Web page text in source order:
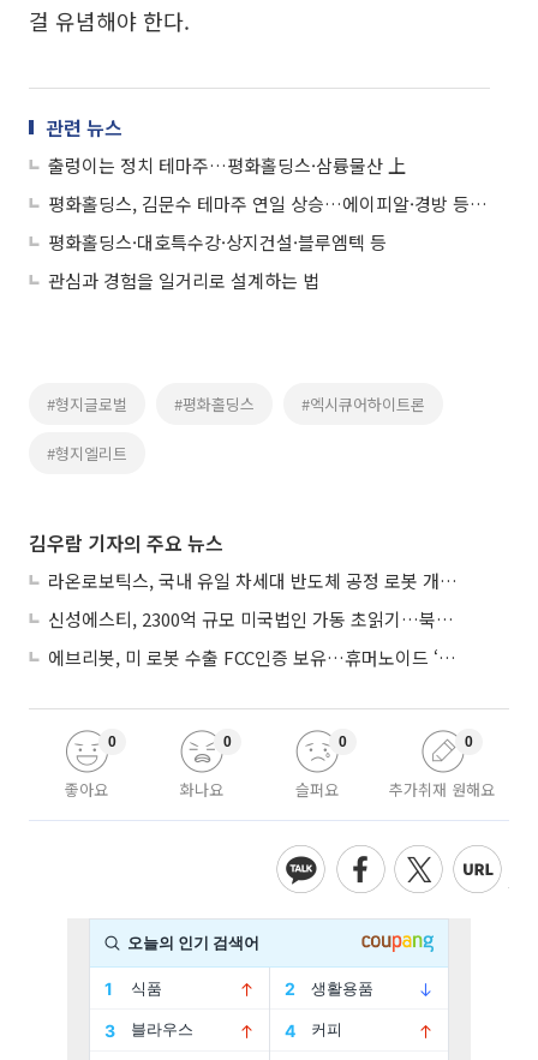
걸 유념해야 한다.
관련 뉴스
출렁이는 정치 테마주…평화홀딩스·삼륭물산 上
평화홀딩스, 김문수 테마주 연일 상승…에이피알·경방 등도↑
평화홀딩스·대호특수강·상지건설·블루엠텍 등
관심과 경험을 일거리로 설계하는 법
#형지글로벌 #평화홀딩스 #엑시큐어하이트론
#형지엘리트
김우람 기자의 주요 뉴스
라온로보틱스, 국내 유일 차세대 반도체 공정 로봇 개발 ‘고객사 테스트 진행’
신성에스티, 2300억 규모 미국법인 가동 초읽기…북미 ESS 공략 본격화
에브리봇, 미 로봇 수출 FCC인증 보유…휴머노이드 ‘AI 두뇌’ 탑재 속도
좋아요
0
화나요
0
슬퍼요
0
추가취재 원해요
0